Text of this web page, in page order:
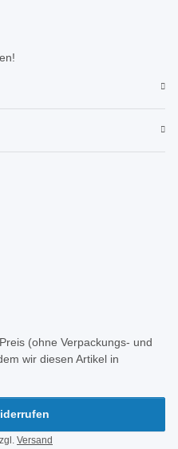
(ohne Verpackungs- und
wir diesen Artikel in
Versand